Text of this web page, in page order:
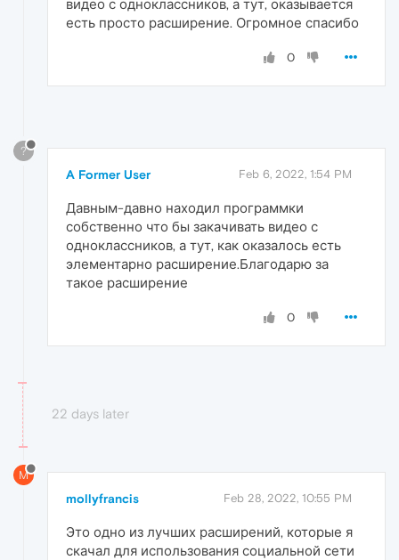
видео с одноклассников, а тут, оказывается
есть просто расширение. Огромное спасибо
0
?
A Former User Feb 6, 2022, 1:54 PM
Давным-давно находил программки
собственно что бы закачивать видео с
одноклассников, а тут, как оказалось есть
элементарно расширение.Благодарю за
такое расширение
0
22 days later
M
mollyfrancis Feb 28, 2022, 10:55 PM
Это одно из лучших расширений, которые я
скачал для использования социальной сети